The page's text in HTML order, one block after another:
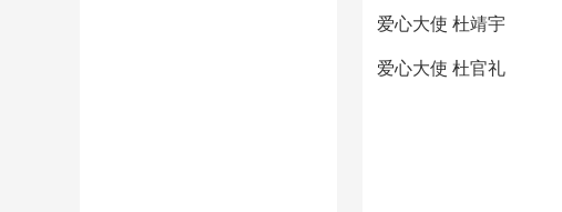
爱心大使 杜靖宇
爱心大使 杜官礼